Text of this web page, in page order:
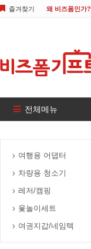
즐겨찾기 왜 비즈폼인가?
전체메뉴
여행용 어댑터
차량용 청소기
레저/캠핑
윷놀이세트
여권지갑/네임텍